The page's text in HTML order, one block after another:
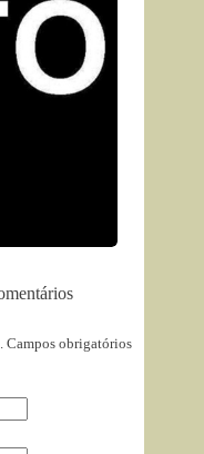
Campos obrigatórios